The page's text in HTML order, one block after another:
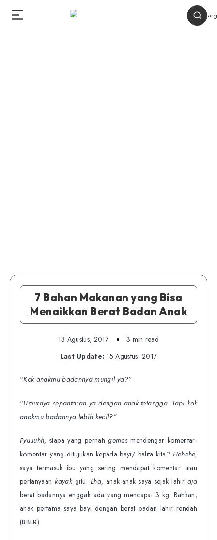
7 Bahan Makanan yang Bisa
Menaikkan Berat Badan Anak
13 Agustus, 2017
3 min read
Last Update: 15 Agustus, 2017
“Kok anakmu badannya mungil ya?”
“Umurnya sepantaran ya dengan anak tetangga. Tapi kok
anakmu badannya lebih kecil?”
Fyuuuhh, siapa yang pernahgemesmendengar komentar-
komentar yang ditujukan kepada bayi/ balita kita? Hehehe,
saya termasuk ibu yang sering mendapat komentar atau
pertanyaankayakgitu. Lha, anak-anak saya sejak lahir aja
berat badannya enggak ada yang mencapai 3 kg. Bahkan,
anak pertama saya bayi dengan berat badan lahir rendah
(BBLR).